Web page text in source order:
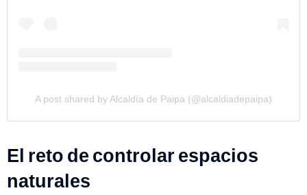
A post shared by Alcaldía de Paipa (@alcaldiadepaipa)
El reto de controlar espacios
naturales